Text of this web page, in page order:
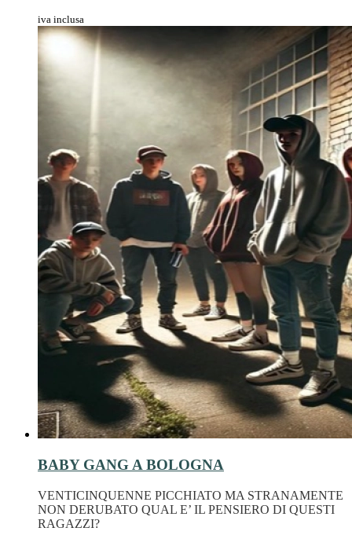
iva inclusa
BABY GANG A BOLOGNA
VENTICINQUENNE PICCHIATO MA STRANAMENTE
NON DERUBATO QUAL E’ IL PENSIERO DI QUESTI
RAGAZZI?